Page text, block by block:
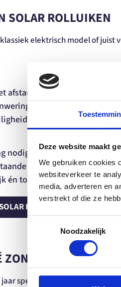
Deze website maakt
We gebruiken cookies
websiteverkeer te
media, adverteren en
verstrekt of die ze
Noodzakelijk
SOLAR ROLLUIKEN
elektrisch model of juist
afstandsbediening of
en isolatie
van je woning
nodig – werkt op zonne-
woningen of renovaties
én toekomstgericht
ROLLUIKEN
ZONWERING?
specialist in zonwering.